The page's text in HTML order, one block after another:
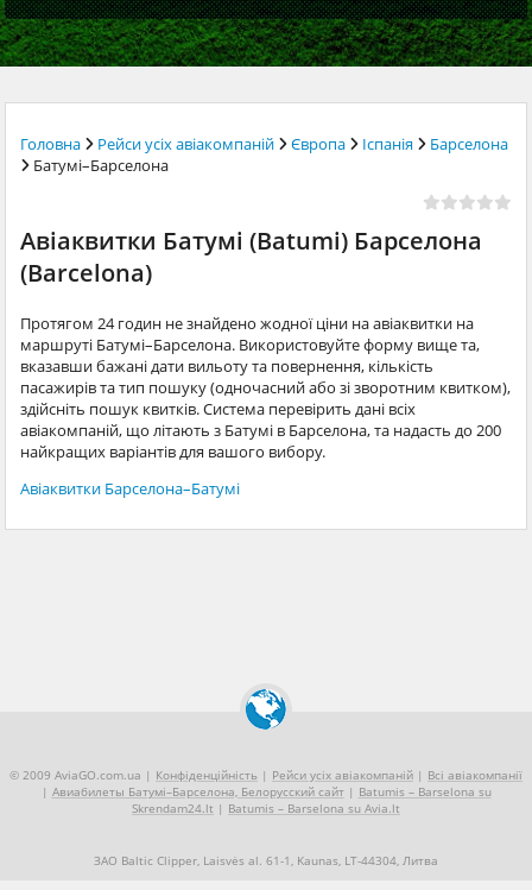
Головна Рейси усіх авіакомпаній Європа Іспанія
Барселона
Батумі–Барселона
Авіаквитки Батумі (Batumi) Барселона
(Barcelona)
Протягом 24 годин не знайдено жодної ціни на авіаквитки на
маршруті Батумі–Барселона. Використовуйте форму вище та,
вказавши бажані дати вильоту та повернення, кількість
пасажирів та тип пошуку (одночасний або зі зворотним квитком),
здійсніть пошук квитків. Система перевірить дані всіх
авіакомпаній, що літають з Батумі в Барселона, та надасть до 200
найкращих варіантів для вашого вибору.
Авіаквитки Барселона–Батумі
© 2009 AviaGO.com.ua | Конфіденційність | Рейси усіх авіакомпаній | Всі авіакомпанії
| Авиабилеты Батумі–Барселона, Белорусский сайт| Batumis – Barselona su
Skrendam24.lt | Batumis – Barselona su Avia.lt
ЗАО Baltic Clipper, Laisvės al. 61-1, Kaunas, LT-44304, Литва